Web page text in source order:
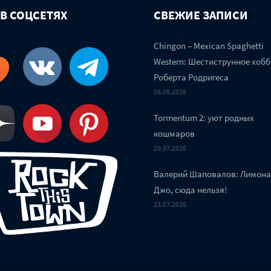
В СОЦСЕТЯХ СВЕЖИЕ ЗАПИСИ
Chingon – Mexican Spaghetti
Western: Шестиструнное
Роберта Родригеса
04.08.2026
Tormentum 2: уют родных
кошмаров
29.07.2026
Валерий Шаповалов:
Джо, сюда нельзя!
23.07.2026